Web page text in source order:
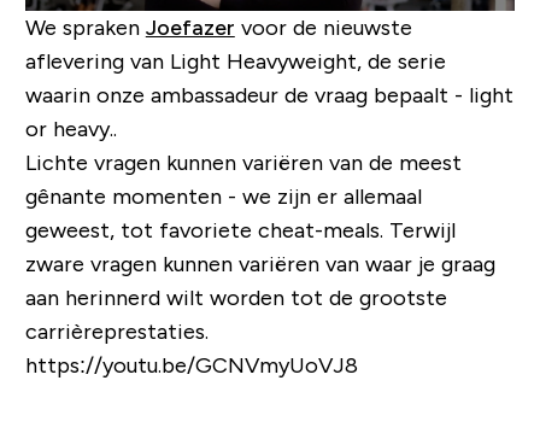
We spraken Joefazer voor de nieuwste
aflevering van Light Heavyweight, de serie
waarin onze ambassadeur de vraag bepaalt - light
or heavy..
Lichte vragen kunnen variëren van de meest
gênante momenten - we zijn er allemaal
geweest, tot favoriete cheat-meals. Terwijl
zware vragen kunnen variëren van waar je graag
aan herinnerd wilt worden tot de grootste
carrièreprestaties.
https://youtu.be/GCNVmyUoVJ8